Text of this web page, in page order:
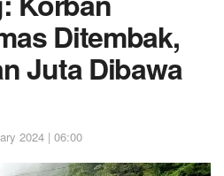
Ditembak,
Juta Dibawa
2024 | 06:00